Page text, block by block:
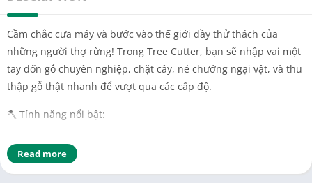
Cầm chắc cưa máy và bước vào thế giới đầy thử thách của
những người thợ rừng! Trong Tree Cutter, bạn sẽ nhập vai một
tay đốn gỗ chuyên nghiệp, chặt cây, né chướng ngại vật, và thu
thập gỗ thật nhanh để vượt qua các cấp độ.
🪓 Tính năng nổi bật:
Điều khiển đơn giản, chạm để di chuyển và cưa gỗ
Đồ họa 3D phong cách hoạt hình, tươi sáng và vui nhộn
Read more